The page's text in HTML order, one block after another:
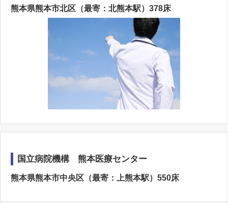
熊本県熊本市北区（最寄：北熊本駅）378床
国立病院機構 熊本医療センター
熊本県熊本市中央区（最寄：上熊本駅）550床